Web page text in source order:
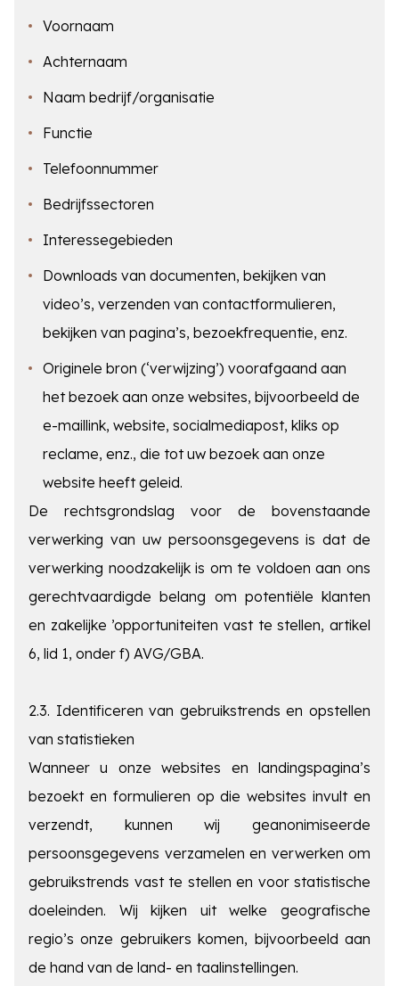
Voornaam
Achternaam
Naam bedrijf/organisatie
Functie
Telefoonnummer
Bedrijfssectoren
Interessegebieden
Downloads van documenten, bekijken van
video’s, verzenden van contactformulieren,
bekijken van pagina’s, bezoekfrequentie, enz.
Originele bron (‘verwijzing’) voorafgaand aan
het bezoek aan onze websites, bijvoorbeeld de
e-maillink, website, socialmediapost, kliks op
reclame, enz., die tot uw bezoek aan onze
website heeft geleid.
De rechtsgrondslag voor de bovenstaande
verwerking van uw persoonsgegevens is dat de
verwerking noodzakelijk is om te voldoen aan ons
gerechtvaardigde belang om potentiële klanten
en zakelijke ’opportuniteiten vast te stellen, artikel
6, lid 1, onder f) AVG/GBA.
2.3. Identificeren van gebruikstrends en opstellen
van statistieken
Wanneer u onze websites en landingspagina’s
bezoekt en formulieren op die websites invult en
verzendt, kunnen wij geanonimiseerde
persoonsgegevens verzamelen en verwerken om
gebruikstrends vast te stellen en voor statistische
doeleinden. Wij kijken uit welke geografische
regio’s onze gebruikers komen, bijvoorbeeld aan
de hand van de land- en taalinstellingen.